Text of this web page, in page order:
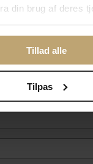
din brug af deres
Tillad alle
Tilpas
Læs mere her